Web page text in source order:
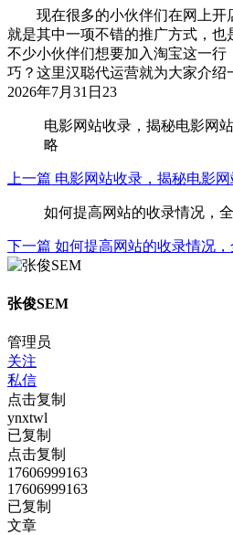
现在很多的小伙伴们在网上开
就是其中一项不错的推广方式，
不少小伙伴们想要加入淘宝这一行
巧？这里汉聪代运营就为大家介
2026年7月31日 23
电影网站收录，揭秘电影网
略
上一篇 电影网站收录，揭秘电影
如何提高网站的收录情况，
下一篇 如何提高网站的收录情况
张俊SEM
管理员
关注
私信
点击复制
ynxtwl
已复制
点击复制
17606999163
17606999163
已复制
文章